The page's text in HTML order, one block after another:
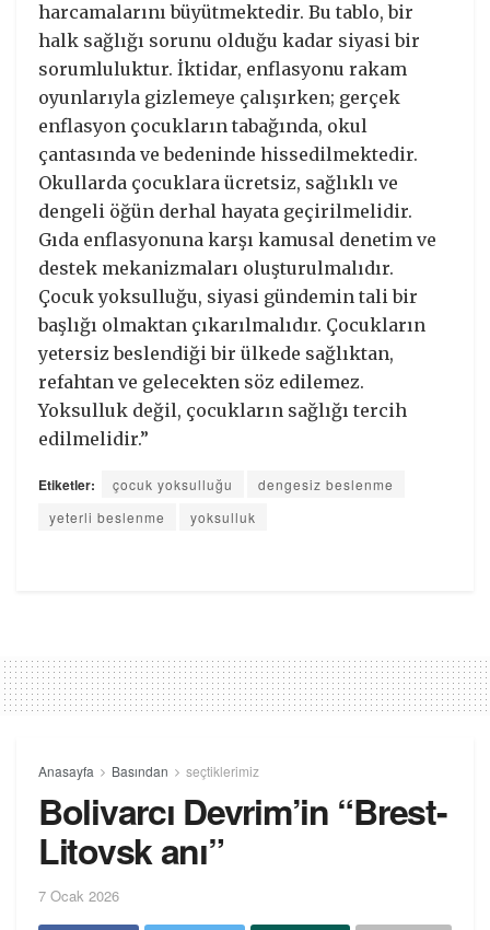
harcamalarını büyütmektedir. Bu tablo, bir
halk sağlığı sorunu olduğu kadar siyasi bir
sorumluluktur. İktidar, enflasyonu rakam
oyunlarıyla gizlemeye çalışırken; gerçek
enflasyon çocukların tabağında, okul
çantasında ve bedeninde hissedilmektedir.
Okullarda çocuklara ücretsiz, sağlıklı ve
dengeli öğün derhal hayata geçirilmelidir.
Gıda enflasyonuna karşı kamusal denetim ve
destek mekanizmaları oluşturulmalıdır.
Çocuk yoksulluğu, siyasi gündemin tali bir
başlığı olmaktan çıkarılmalıdır. Çocukların
yetersiz beslendiği bir ülkede sağlıktan,
refahtan ve gelecekten söz edilemez.
Yoksulluk değil, çocukların sağlığı tercih
edilmelidir.”
Etiketler: çocuk yoksulluğu
dengesiz beslenme
yeterli beslenme
yoksulluk
Anasayfa Basından seçtiklerimiz
Bolivarcı Devrim’in “Brest-
Litovsk anı”
7 Ocak 2026